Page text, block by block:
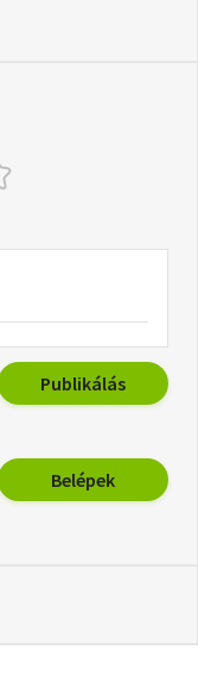
Publikálás
Belépek